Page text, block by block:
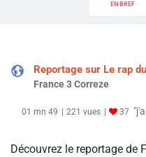
EN BREF
Reportage sur Le rap
France 3 Correze
01 mn 49 221 vues 37
Découvrez le reportage de